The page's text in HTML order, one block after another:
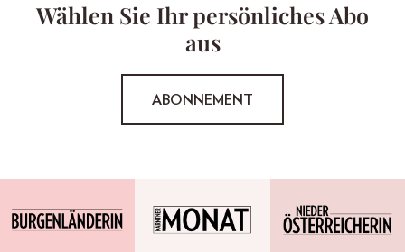
Wählen Sie Ihr persönliches Abo
aus
ABONNEMENT